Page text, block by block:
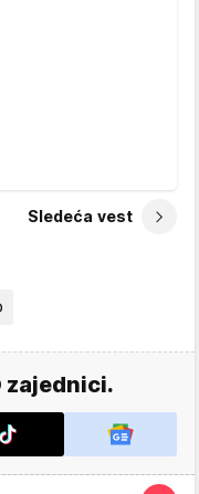
Sledeća vest
zajednici.